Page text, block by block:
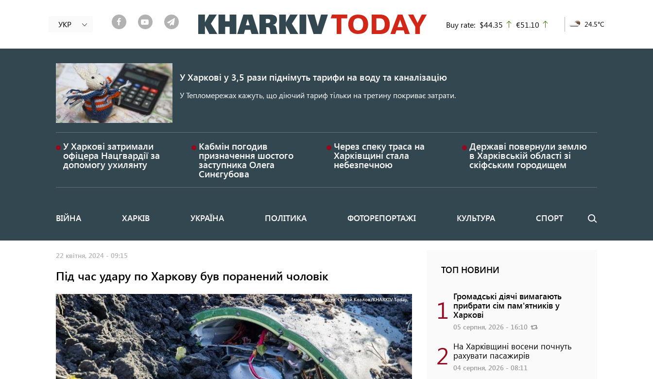
до
основного
УКР Buy rate: $44.35 up
€51.10 24.5°C
У Харкові у 3,5 рази піднімуть тарифи на воду та каналізацію
У Тепломережах кажуть, що діючий тариф тільки на третину покриває затрати.
У Харкові затримали
офіцера Нацгвардії за
допомогу ухилянту
Кабмін погодив
призначення шостого
заступника Олега
Синєгубова
Через спеку траса на
Харківщині стала
небезпечною
Державі повернули землю
в Харківській області зі
скіфським городищем
Основная
ВІЙНА ХАРКІВ УКРАЇНА ПОЛІТИКА ФОТОРЕПОРТАЖІ КУЛЬТУРА СПОРТ Пошук
22 квітня, 2024 - 09:15
Під час удару по Харкову був поранений чоловік
Ілюстративне фото: Сергій Козлов/KHARKIV Today
ТОП НОВИНИ
1 Громадські діячі вимагають
прибрати сім пам'ятників у
Харкові
05 серпня, 2026 - 16:10
2 На Харківщині восени почнуть
рахувати пасажирів
04 серпня, 2026 - 08:11